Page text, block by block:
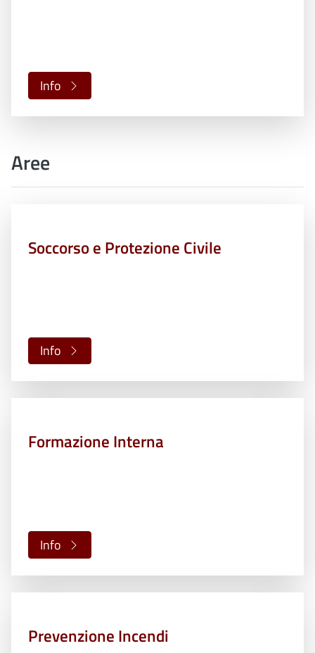
Info
Aree
Soccorso e Protezione Civile
Info
Formazione Interna
Info
Prevenzione Incendi